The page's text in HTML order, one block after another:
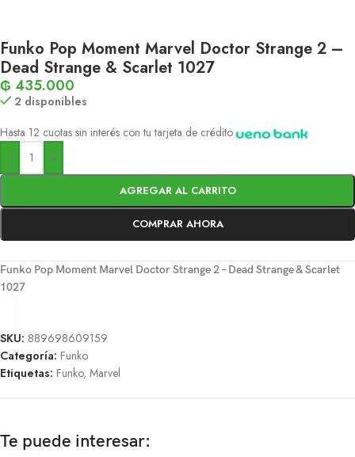
Funko Pop Moment Marvel Doctor Strange 2 –
Dead Strange & Scarlet 1027
₲ 435.000
2 disponibles
Hasta 12 cuotas sin interés con tu tarjeta de crédito
-
+
AGREGAR AL CARRITO
COMPRAR AHORA
Funko Pop Moment Marvel Doctor Strange 2 – Dead Strange & Scarlet
1027
SKU: 889698609159
Categoría: Funko
Etiquetas: Funko, Marvel
Te puede interesar: